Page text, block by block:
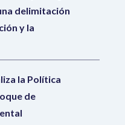
delimitación
y la
la Política
de